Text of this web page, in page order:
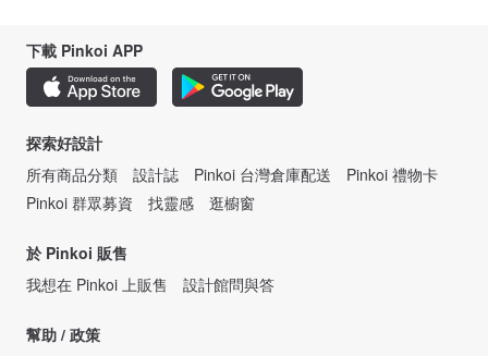
下載 Pinkoi APP
探索好設計
所有商品分類
設計誌 Pinkoi 台灣倉庫配送
Pinkoi 禮物卡
Pinkoi 群眾募資
找靈感 逛櫥窗
於 Pinkoi 販售
我想在 Pinkoi 上販售
設計館問與答
幫助 / 政策